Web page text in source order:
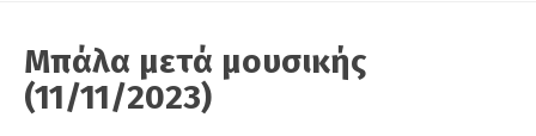
Μπάλα μετά μουσικής
(11/11/2023)